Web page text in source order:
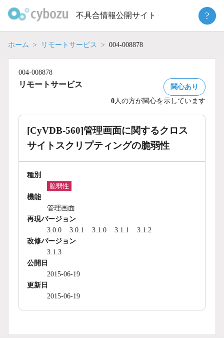
不具合情報公開サイト ?
ホーム リモートサービス 004-008878
004-008878
リモートサービス
関心あり
0 人の方が関心を示しています
[CyVDB-560]管理画面に関するクロス
サイトスクリプティングの脆弱性
種別
脆弱性
機能
管理画面
再現バージョン
3.0.0
3.0.1 3.1.0 3.1.1
3.1.2
改修バージョン
3.1.3
公開日
2015-06-19
更新日
2015-06-19